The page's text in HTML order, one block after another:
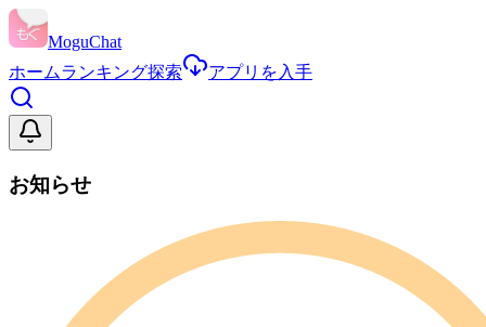
MoguChat
ホームランキング探索 アプリを入手
お知らせ